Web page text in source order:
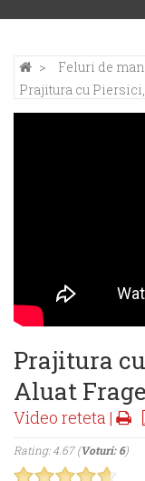
Feluri de
Prajitura cu
Prajitura
Aluat
Video reteta |
Rating: 4.67 (Voturi: 6)